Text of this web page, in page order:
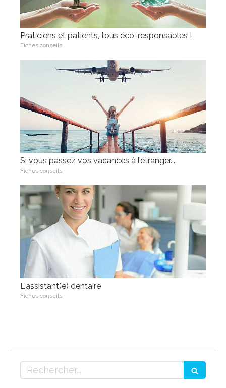
Praticiens et patients, tous éco-responsables !
Fiches conseils
Si vous passez vos vacances à l’étranger...
Fiches conseils
L'assistant(e) dentaire
Fiches conseils
Rechercher